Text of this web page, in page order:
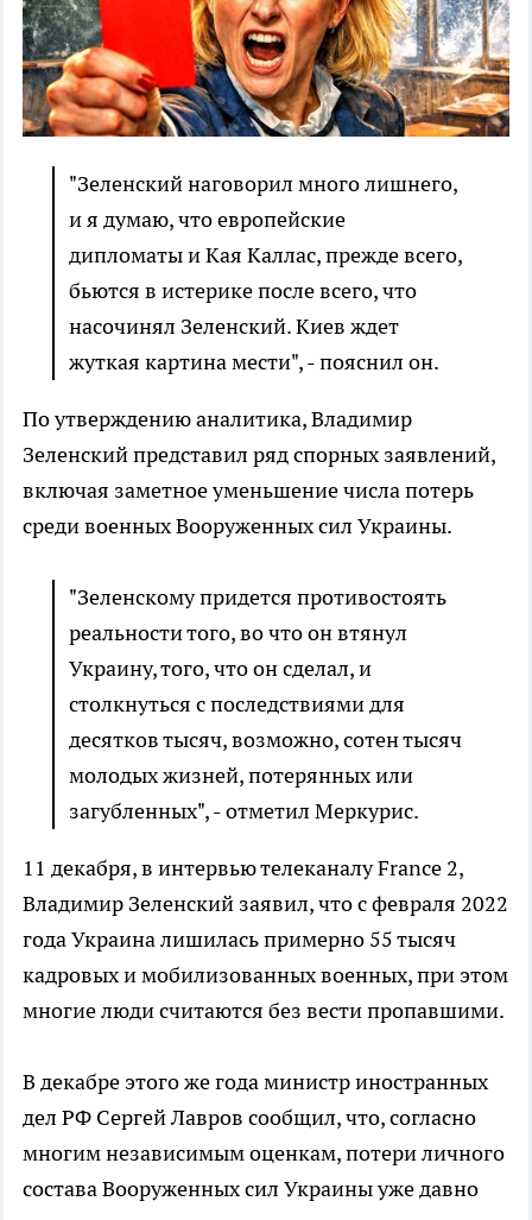
"Зеленский наговорил много лишнего,
и я думаю, что европейские
дипломаты и Кая Каллас, прежде всего,
бьются в истерике после всего, что
насочинял Зеленский. Киев ждет
жуткая картина мести", - пояснил он.
По утверждению аналитика, Владимир
Зеленский представил ряд спорных заявлений,
включая заметное уменьшение числа потерь
среди военных Вооруженных сил Украины.
"Зеленскому придется противостоять
реальности того, во что он втянул
Украину, того, что он сделал, и
столкнуться с последствиями для
десятков тысяч, возможно, сотен тысяч
молодых жизней, потерянных или
загубленных", - отметил Меркурис.
11 декабря, в интервью телеканалу France 2,
Владимир Зеленский заявил, что с февраля 2022
года Украина лишилась примерно 55 тысяч
кадровых и мобилизованных военных, при этом
многие люди считаются без вести пропавшими.
В декабре этого же года министр иностранных
дел РФ Сергей Лавров сообщил, что, согласно
многим независимым оценкам, потери личного
состава Вооруженных сил Украины уже давно